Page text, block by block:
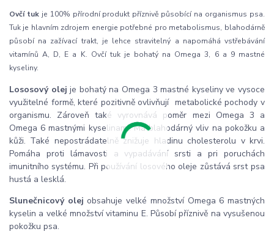
Ovčí tuk je 100% přírodní produkt příznivě působící na organismus psa.
Tuk je hlavním zdrojem energie potřebné pro metabolismus, blahodárně
působí na zažívací trakt, je lehce stravitelný a napomáhá vstřebávání
vitamínů A, D, E a K. Ovčí tuk je bohatý na Omega 3, 6 a 9 mastné
kyseliny.
Lososový olej je bohatý na Omega 3 mastné kyseliny ve vysoce
využitelné formě, které pozitivně ovlivňují metabolické pochody v
organismu. Zároveň také vyrovnává poměr mezi Omega 3 a
Omega 6 mastnými kyselinami. Má blahodárný vliv na pokožku a
kůži. Také nepostrádatelně znižuje hladinu cholesterolu v krvi.
Pomáha proti lámavosti a vypadávání srsti a pri poruchách
imunitního systému. Při používání losového oleje zůstává srst psa
hustá a lesklá.
Slunečnicový olej obsahuje velké množství Omega 6 mastných
kyselin a velké množství vitaminu E. Působí příznivě na vysušenou
pokožku psa.